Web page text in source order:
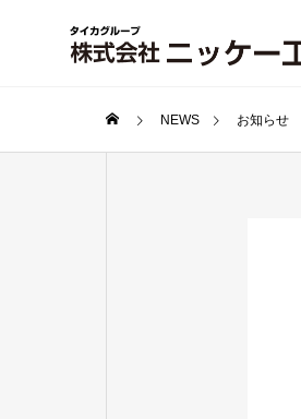
NEWS お知らせ